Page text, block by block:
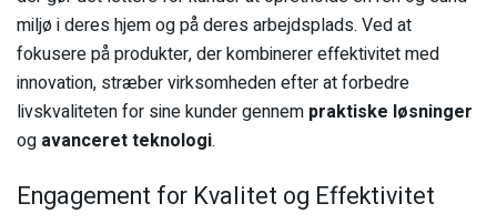
miljø i deres hjem og på deres arbejdsplads. Ved at
fokusere på produkter, der kombinerer effektivitet med
innovation, stræber virksomheden efter at forbedre
livskvaliteten for sine kunder gennem praktiske løsninger
og avanceret teknologi.
Engagement for Kvalitet og Effektivitet